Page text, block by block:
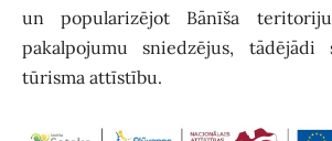
un popularizējot Bānīša
pakalpojumu sniedzējus, tādējādi
tūrisma attīstību.